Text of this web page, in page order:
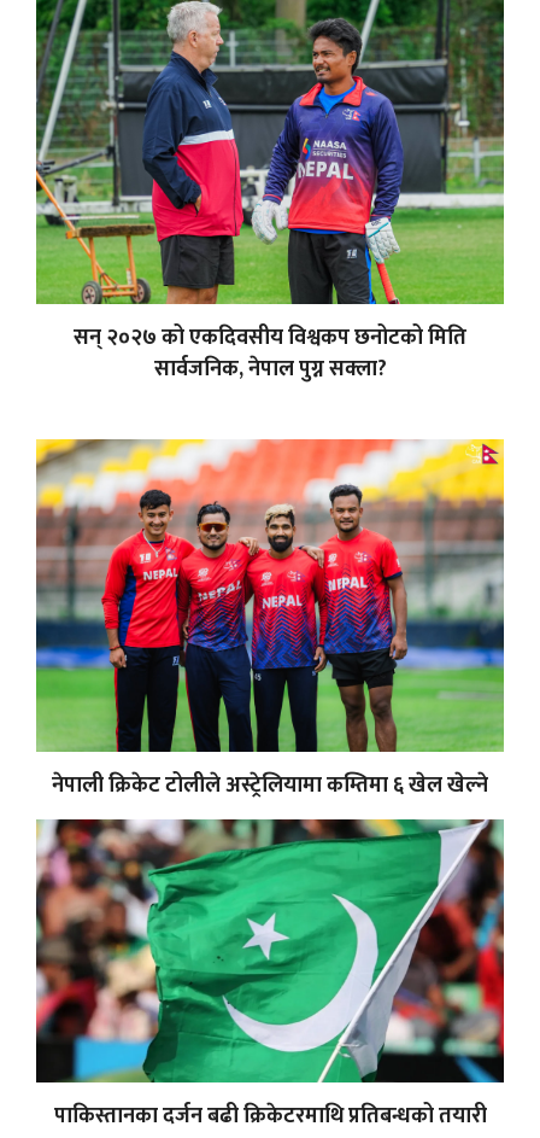
सन् २०२७ को एकदिवसीय विश्वकप छनोटको मिति
सार्वजनिक, नेपाल पुग्न सक्ला?
नेपाली क्रिकेट टोलीले अस्ट्रेलियामा कम्तिमा ६ खेल खेल्ने
पाकिस्तानका दर्जन बढी क्रिकेटरमाथि प्रतिबन्धको तयारी